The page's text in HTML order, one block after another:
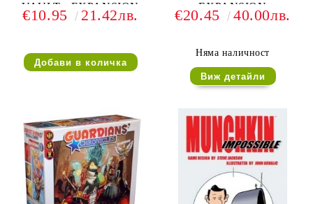
VAULT - EXPANSION
€10.95 21.42лв.
EXPANSION
€20.45 40.00лв.
Няма наличност
Виж детайли